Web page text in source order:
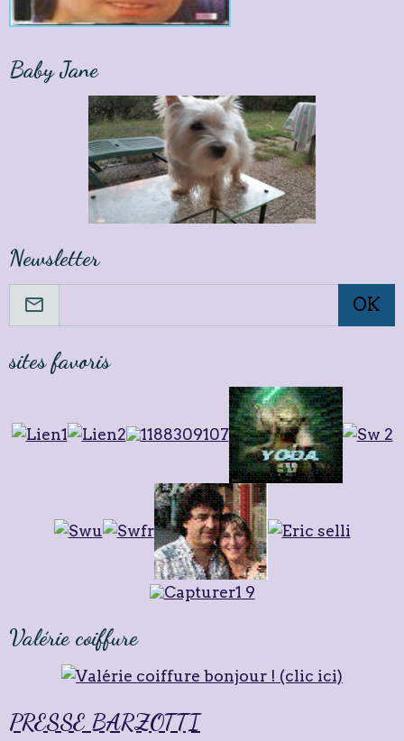
Baby Jane
Newsletter
OK
sites favoris
Valérie coiffure
PRESSE BARZOTTI